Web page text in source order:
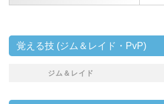
覚える技 (ジム＆レイド・PvP)
ジム＆レイド